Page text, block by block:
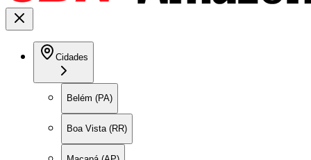
Cidades
Belém (PA)
Boa Vista (RR)